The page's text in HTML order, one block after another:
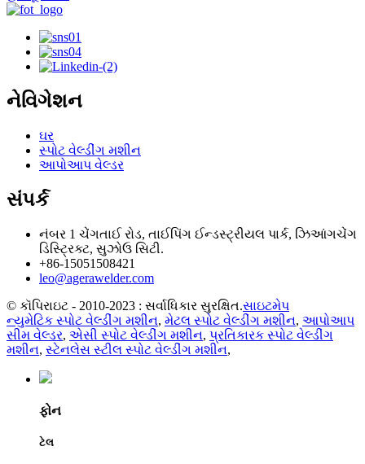
નેવિગેશન
ઘર
સ્પોટ વેલ્ડીંગ મશીન
આપોઆપ વેલ્ડર
સંપર્ક
નંબર 1 ચેંગતાઈ રોડ, તાઈપિંગ ઈન્ડસ્ટ્રીયલ પાર્ક, ઝિઆંગચેંગ
ડિસ્ટ્રિક્ટ, સુઝોઉ સિટી.
+86-15051508421
leo@agerawelder.com
© કૉપિરાઇટ - 2010-2023 : સર્વાધિકાર સુરક્ષિત.સાઇટમેપ
ન્યુમેટિક સ્પોટ વેલ્ડીંગ મશીન, મેટલ સ્પોટ વેલ્ડીંગ મશીન, આપોઆપ
સીમ વેલ્ડર, એસી સ્પોટ વેલ્ડીંગ મશીન, પ્રતિકારક સ્પોટ વેલ્ડીંગ
મશીન, સ્ટેનલેસ સ્ટીલ સ્પોટ વેલ્ડીંગ મશીન,
ફોન
ટેલ